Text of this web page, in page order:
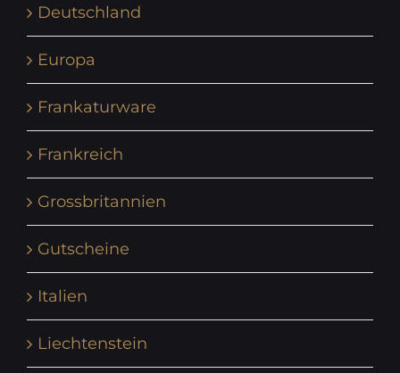
Deutschland
Europa
Frankaturware
Frankreich
Grossbritannien
Gutscheine
Italien
Liechtenstein